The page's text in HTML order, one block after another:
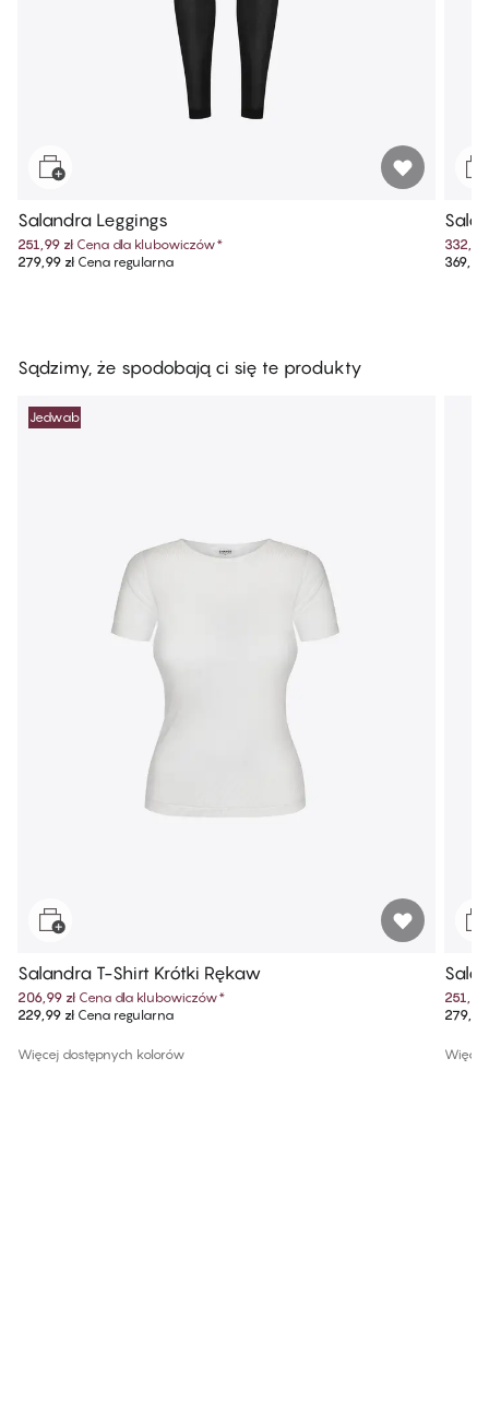
Salandra Leggings
251,99 zł Cena dla klubowiczów*
279,99 złCena regularna
332,99
369,99
Sądzimy, że spodobają ci się te produkty
Jedwab
Salandra T-Shirt Krótki Rękaw
206,99 zł Cena dla klubowiczów*
229,99 złCena regularna
Więcej dostępnych kolorów
251,99
279,99